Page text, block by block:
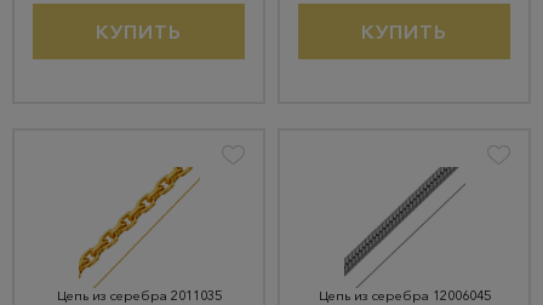
КУПИТЬ КУПИТЬ
Цепь из серебра 2011035 Цепь из серебра 12006045